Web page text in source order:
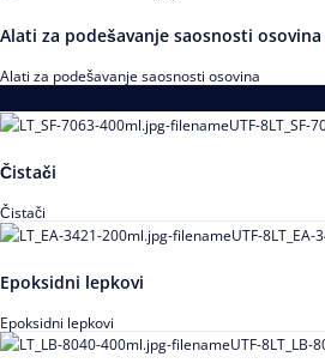
Alati za podešavanje saosnosti osovina
Alati za podešavanje saosnosti osovina
Čistači
Čistači
Epoksidni lepkovi
Epoksidni lepkovi